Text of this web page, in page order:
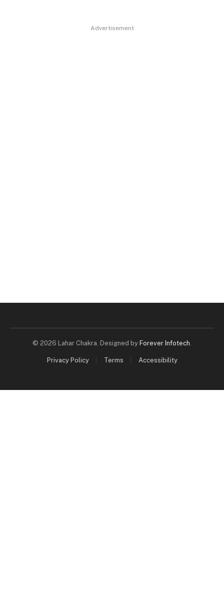
Advertisement
© 2026 Lahar Chakra. Designed by Forever Infotech
Privacy Policy Terms Accessibility